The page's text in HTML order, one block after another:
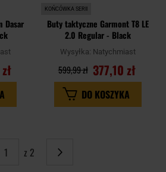
Dasar
KOŃCÓWKA SERII
Buty taktyczne Garmont T8 LE
2.0 Regular - Black
Wysyłka: Natychmiast
377,10 zł
599,99 zł
DO KOSZYKA
z 2
Strona
Następne